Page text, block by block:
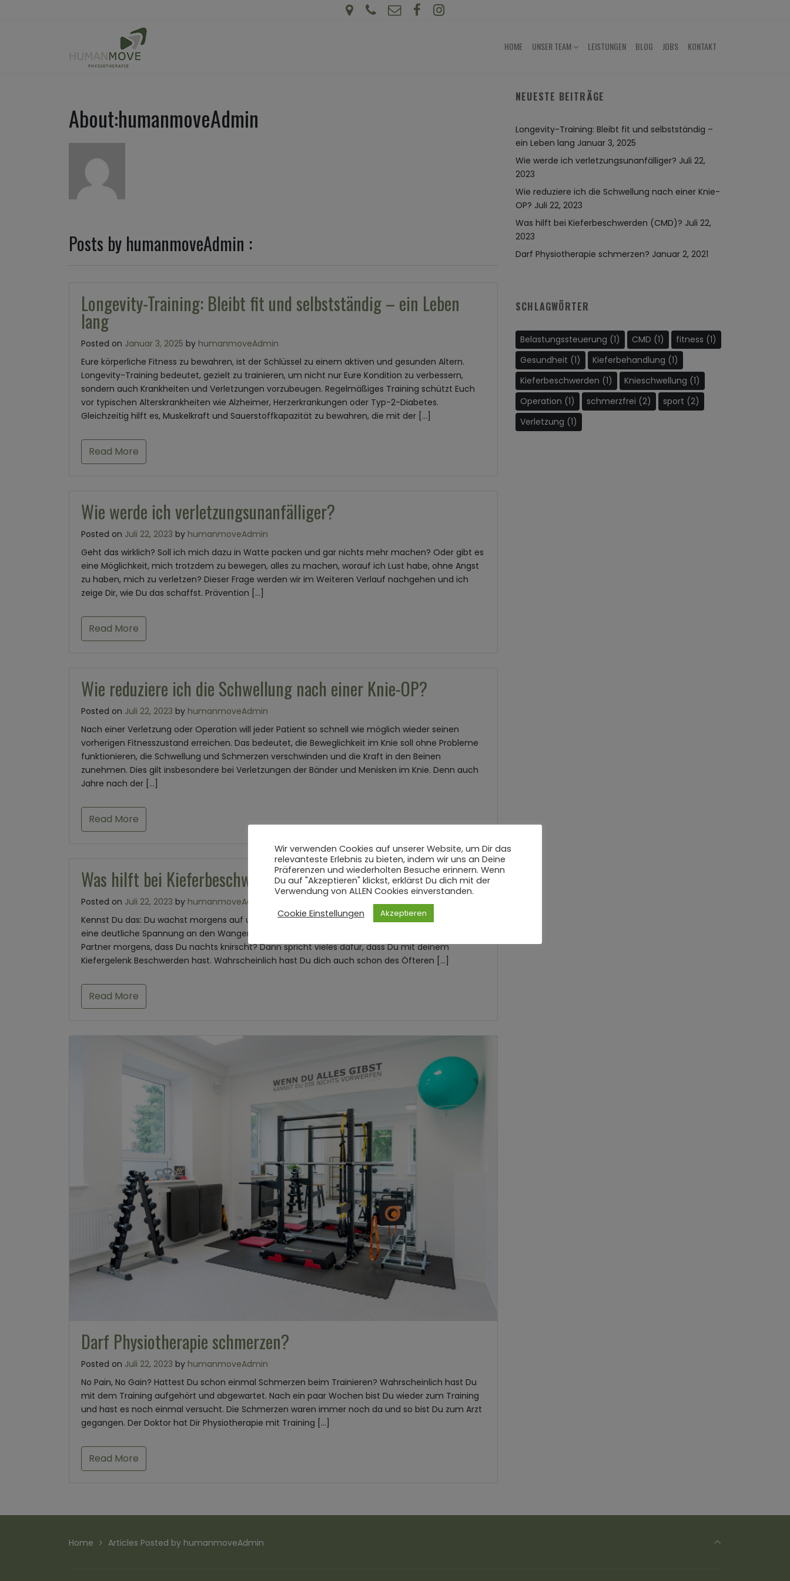
HOME UNSER TEAM LEISTUNGEN BLOG JOBS KONTAKT
About:humanmoveAdmin
Posts by humanmoveAdmin :
Longevity-Training: Bleibt fit und selbstständig – ein Leben
lang
Posted on Januar 3, 2025 by humanmoveAdmin
Eure körperliche Fitness zu bewahren, ist der Schlüssel zu einem aktiven und gesunden Altern.
Longevity-Training bedeutet, gezielt zu trainieren, um nicht nur Eure Kondition zu verbessern,
sondern auch Krankheiten und Verletzungen vorzubeugen. Regelmäßiges Training schützt Euch
vor typischen Alterskrankheiten wie Alzheimer, Herzerkrankungen oder Typ-2-Diabetes.
Gleichzeitig hilft es, Muskelkraft und Sauerstoffkapazität zu bewahren, die mit der […]
Read More
Wie werde ich verletzungsunanfälliger?
Posted on Juli 22, 2023 by humanmoveAdmin
Geht das wirklich? Soll ich mich dazu in Watte packen und gar nichts mehr machen? Oder gibt es
eine Möglichkeit, mich trotzdem zu bewegen, alles zu machen, worauf ich Lust habe, ohne Angst
zu haben, mich zu verletzen? Dieser Frage werden wir im Weiteren Verlauf nachgehen und ich
zeige Dir, wie Du das schaffst. Prävention […]
Read More
Wie reduziere ich die Schwellung nach einer Knie-OP?
Posted on Juli 22, 2023 by humanmoveAdmin
Nach einer Verletzung oder Operation will jeder Patient so schnell wie möglich wieder seinen
vorherigen Fitnesszustand erreichen. Das bedeutet, die Beweglichkeit im Knie soll ohne Probleme
funktionieren, die Schwellung und Schmerzen verschwinden und die Kraft in den Beinen
zunehmen. Dies gilt insbesondere bei Verletzungen der Bänder und Menisken im Knie. Denn auch
Jahre nach der […]
Read More
Was hilft bei Kieferbeschwerden (CMD)?
Posted on Juli 22, 2023 by humanmoveAdmin
Kennst Du das: Du wachst morgens auf und kannst Deinen Mund nicht richtig öffnen? Du spürst
eine deutliche Spannung an den Wangen und deine Zähne schmerzen? Vielleicht sagt Dir dein
Partner morgens, dass Du nachts knirscht? Dann spricht vieles dafür, dass Du mit deinem
Kiefergelenk Beschwerden hast. Wahrscheinlich hast Du dich auch schon des Öfteren […]
Read More
Darf Physiotherapie schmerzen?
Posted on Juli 22, 2023 by humanmoveAdmin
No Pain, No Gain? Hattest Du schon einmal Schmerzen beim Trainieren? Wahrscheinlich hast Du
mit dem Training aufgehört und abgewartet. Nach ein paar Wochen bist Du wieder zum Training
und hast es noch einmal versucht. Die Schmerzen waren immer noch da und so bist Du zum Arzt
gegangen. Der Doktor hat Dir Physiotherapie mit Training […]
Read More
NEUESTE BEITRÄGE
Longevity-Training: Bleibt fit und selbstständig –
ein Leben lang Januar 3, 2025
Wie werde ich verletzungsunanfälliger? Juli 22,
2023
Wie reduziere ich die Schwellung nach einer Knie-
OP? Juli 22, 2023
Was hilft bei Kieferbeschwerden (CMD)? Juli 22,
2023
Darf Physiotherapie schmerzen? Januar 2, 2021
SCHLAGWÖRTER
Belastungssteuerung (1) CMD (1) fitness (1)
Gesundheit (1) Kieferbehandlung (1)
Kieferbeschwerden (1) Knieschwellung (1)
Operation (1) schmerzfrei (2) sport (2)
Verletzung (1)
Home Articles Posted by humanmoveAdmin
Wir verwenden Cookies auf unserer Website, um Dir das
relevanteste Erlebnis zu bieten, indem wir uns an Deine
Präferenzen und wiederholten Besuche erinnern. Wenn
Du auf "Akzeptieren" klickst, erklärst Du dich mit der
Verwendung von ALLEN Cookies einverstanden.
Cookie Einstellungen
Akzeptieren